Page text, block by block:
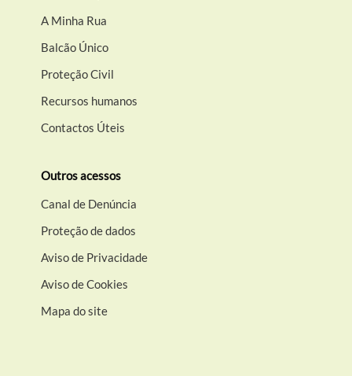
A Minha Rua
Balcão Único
Proteção Civil
Recursos humanos
Contactos Úteis
Outros acessos
Canal de Denúncia
Proteção de dados
Aviso de Privacidade
Aviso de Cookies
Mapa do site